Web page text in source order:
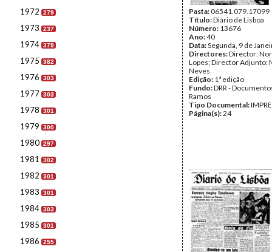
1972 279
1973 237
1974 379
1975 382
1976 303
1977 303
1978 301
1979 300
1980 297
1981 302
1982 301
1983 301
1984 303
1985 301
1986 255
Pasta:06541.079.17099
Título:Diário de Lisboa
Número: 13676
Ano:40
Data:Segunda, 9 de
Directores:Director:
Lopes; Director Adjunto:
Neves
Edição: 1ª edição
Fundo:DRR -
Ramos
Tipo Documental:
Página(s):24